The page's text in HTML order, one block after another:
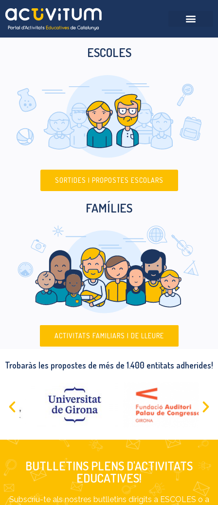
ESCOLES
SORTIDES I PROPOSTES ESCOLARS
FAMÍLIES
ACTIVITATS FAMILIARS I DE LLEURE
Trobaràs les propostes de més de 1.400 entitats adherides!
BUTLLETINS PLENS D'ACTIVITATS
EDUCATIVES!
Subscriu-te als nostres butlletins dirigits a ESCOLES o a